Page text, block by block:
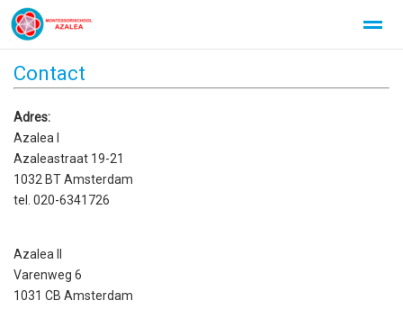
Home
Contact
Adres:
Azalea I
Azaleastraat 19-21
1032 BT Amsterdam
tel. 020-6341726
Azalea II
Varenweg 6
1031 CB Amsterdam